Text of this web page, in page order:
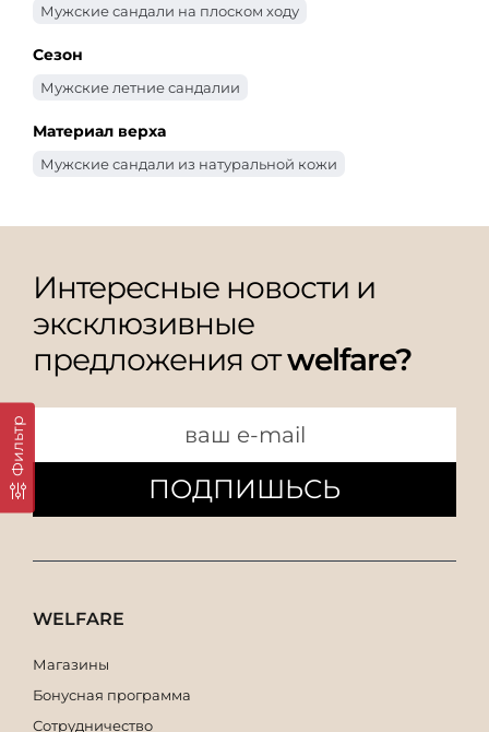
Фильтр
Мужские сандали на плоском ходу
Сезон
Мужские летние сандалии
Материал верха
Мужские сандали из натуральной кожи
Интересные новости и
эксклюзивные
предложения отwelfare?
ПОДПИШЬСЬ
WELFARE
Магазины
Бонусная программа
Сотрудничество